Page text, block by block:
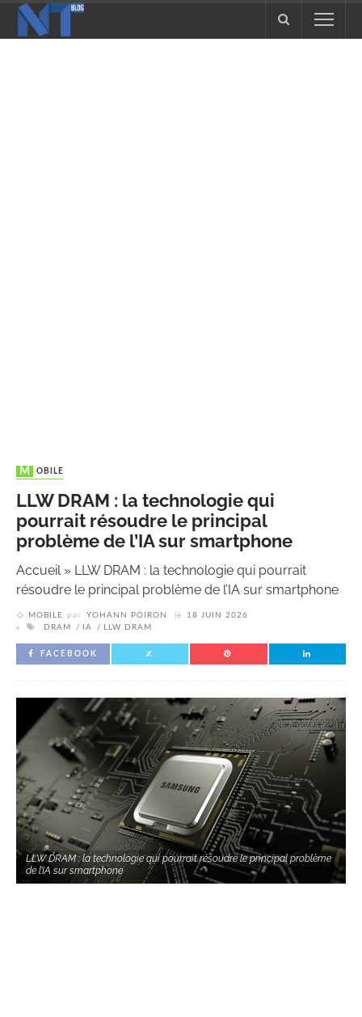
MOBILE
LLW DRAM : la technologie qui
pourrait résoudre le principal
problème de l’IA sur smartphone
Accueil» LLW DRAM : la technologie qui pourrait
résoudre le principal problème de l’IA sur smartphone
MOBILE par YOHANN POIRON le
18 JUIN 2026
DRAM
IA LLW DRAM
FACEBOOK
LLW DRAM : la technologie qui pourrait résoudre le principal problème
de l’IA sur smartphone